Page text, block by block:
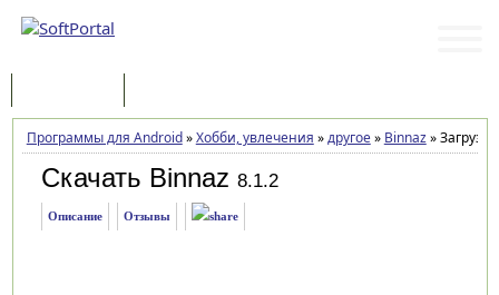
Программы для Android»Хобби, увлечения »другое» Binnaz»Загрузка
Скачать Binnaz 8.1.2
Описание Отзывы